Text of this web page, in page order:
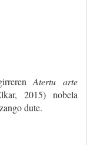
Atertu arte
2015) nobela
dute.